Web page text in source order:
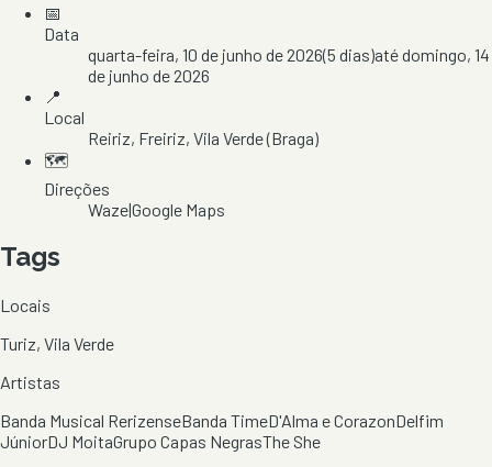
📅
Data
quarta-feira, 10 de junho de 2026(5 dias)atédomingo, 14
de junho de 2026
📍
Local
Reiriz, Freiriz, Vila Verde(Braga)
🗺️
Direções
Waze|Google Maps
Tags
Locais
Turiz, Vila Verde
Artistas
Banda Musical RerizenseBanda TimeD'Alma e CorazonDelfim
JúniorDJ MoitaGrupo Capas NegrasThe She